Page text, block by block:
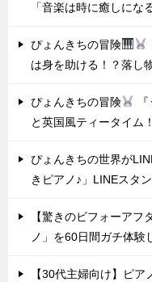
「音楽は時に癒しにな
ぴょんきちの冒険
は身を助ける！？落し
ぴょんきちの冒険
と英国風ティータイム
ぴょんきちの世界が
きピアノ♪」LINEスタ
【驚きのビフォーア
ノ」を60日間ガチ体
【30代主婦向け】ピ